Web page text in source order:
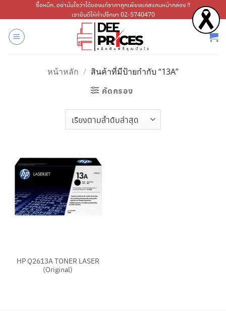
ไป
เนื้อหา
ซื้อหมึก..อย่ามั่นใจว่าได้ของแท้ราคาถูกเพียงแค่สแกนหน้ากล่อง !!
เรายินดีให้คำปรึกษา 02-5740470
หน้าหลัก / สินค้าที่มีป้ายกำกับ “13A”
คัดกรอง
HP Q2613A TONER LASER
(Original)